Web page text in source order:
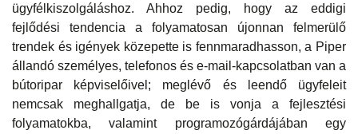
ügyfélkiszolgáláshoz. Ahhoz pedig, hogy az eddigi
fejlődési tendencia a folyamatosan újonnan felmerülő
trendek és igények közepette is fennmaradhasson, a Piper
állandó személyes, telefonos és e-mail-kapcsolatban van a
bútoripar képviselőivel; meglévő és leendő ügyfeleit
nemcsak meghallgatja, de be is vonja a fejlesztési
folyamatokba, valamint programozógárdájában egy